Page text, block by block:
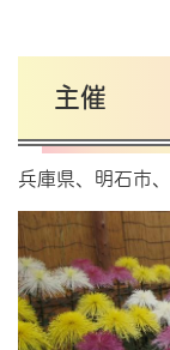
主催
兵庫県、明石市